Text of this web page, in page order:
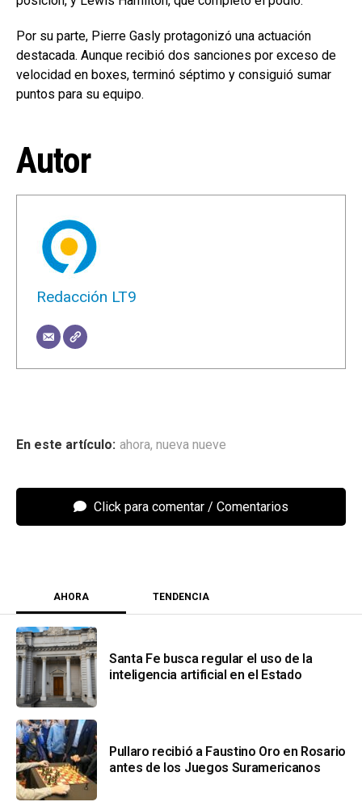
Por su parte, Pierre Gasly protagonizó una actuación
destacada. Aunque recibió dos sanciones por exceso de
velocidad en boxes, terminó séptimo y consiguió sumar
puntos para su equipo.
Autor
Redacción LT9
ahora, nueva nueve
Click para comentar
AHORA TENDENCIA
Santa Fe busca regular el uso de la
inteligencia artificial en el Estado
Pullaro recibió a Faustino Oro en Rosario
antes de los Juegos Suramericanos